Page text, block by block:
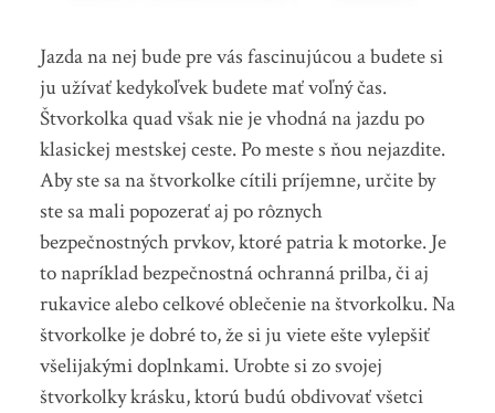
Jazda na nej bude pre vás fascinujúcou a budete si
ju užívať kedykoľvek budete mať voľný čas.
Štvorkolka quad však nie je vhodná na jazdu po
klasickej mestskej ceste. Po meste s ňou nejazdite.
Aby ste sa na štvorkolke cítili príjemne, určite by
ste sa mali popozerať aj po rôznych
bezpečnostných prvkov, ktoré patria k motorke. Je
to napríklad bezpečnostná ochranná prilba, či aj
rukavice alebo celkové oblečenie na štvorkolku. Na
štvorkolke je dobré to, že si ju viete ešte vylepšiť
všelijakými doplnkami. Urobte si zo svojej
štvorkolky krásku, ktorú budú obdivovať všetci